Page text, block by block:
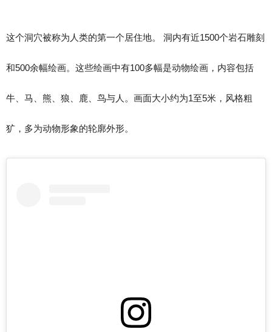
这个洞穴被称为人类的第一个居住地。 洞内有近1500个岩石雕刻
和500余幅绘画。这些绘画中有100多幅是动物绘画，内容包括
牛、马、熊、狼、鹿、鸟与人。画面大小约为1至5米，风格粗
犷，多为动物形象的轮廓外形。